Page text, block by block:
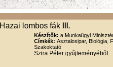
Hazai lombos fák III.
Készítők: a Munkaügyi
Címkék: Asztalosipar, Biológia,
Szakoktató
Szira Péter gyűjteményéből